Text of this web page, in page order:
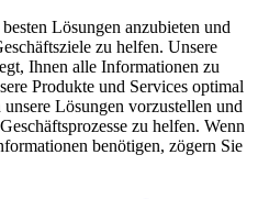
Lösungen anzubieten und
zu helfen. Unsere
Ihnen alle Informationen zu
Produkte und Services optimal
Lösungen vorzustellen und
zu helfen. Wenn
benötigen, zögern Sie